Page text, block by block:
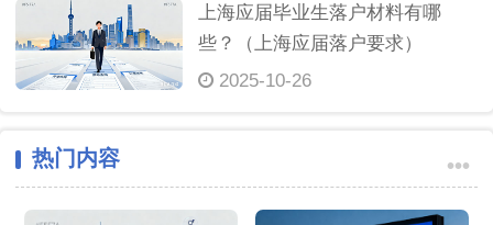
上海应届毕业生落户材料有哪
些？（上海应届落户要求）
2025-10-26
热门内容 •••